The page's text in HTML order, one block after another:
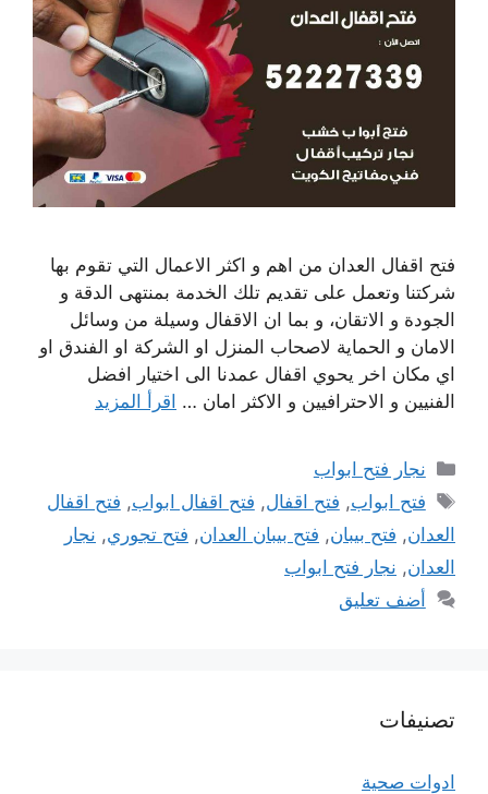
فتح اقفال العدان من اهم و اكثر الاعمال التي تقوم بها
شركتنا وتعمل على تقديم تلك الخدمة بمنتهى الدقة و
الجودة و الاتقان، و بما ان الاقفال وسيلة من وسائل
الامان و الحماية لاصحاب المنزل او الشركة او الفندق او
اي مكان اخر يحوي اقفال عمدنا الى اختيار افضل
الفنيين و الاحترافيين و الاكثر امان … اقرأ المزيد
التصنيفات
نجار فتح ابواب
الوسوم
فتح ابواب, فتح اقفال, فتح اقفال ابواب, فتح اقفال
العدان, فتح بيبان, فتح بيبان العدان, فتح تجوري, نجار
العدان, نجار فتح ابواب
أضف تعليق
تصنيفات
ادوات صحية